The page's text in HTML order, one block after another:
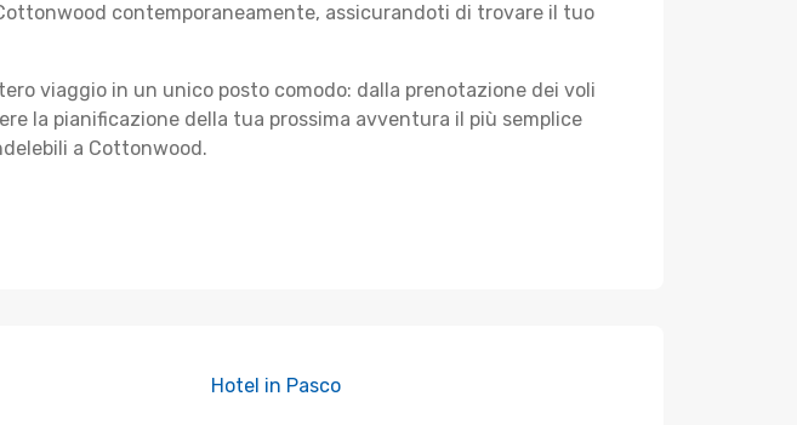
contemporaneamente, assicurandoti di trovare il tuo
viaggio in un unico posto comodo: dalla prenotazione dei voli
la pianificazione della tua prossima avventura il più semplice
a Cottonwood.
Hotel in Pasco